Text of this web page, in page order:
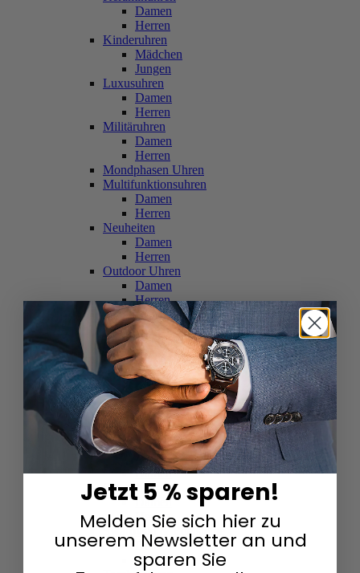
Damen
Herren
Kinderuhren
Mädchen
Jungen
Luxusuhren
Damen
Herren
Militäruhren
Damen
Herren
Mondphasen Uhren
Multifunktionsuhren
Damen
Herren
Neuheiten
Damen
Herren
Outdoor Uhren
Damen
Herren
Schweizer Uhren
Damen
Herren
Skelettuhren
Damen
Herren
Smartwatches
Damen
Herren
Solaruhren
Herren
Damen
Sportuhren
Damen
Herren
Swarovski & Edelsteine
Damen
Herren
Jetzt 5 % sparen!
Melden Sie sich hier zu
unserem Newsletter an und
sparen Sie